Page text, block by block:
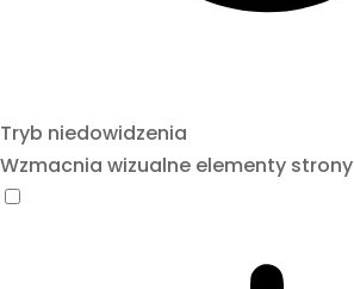
Tryb niedowidzenia
Wzmacnia wizualne elementy strony